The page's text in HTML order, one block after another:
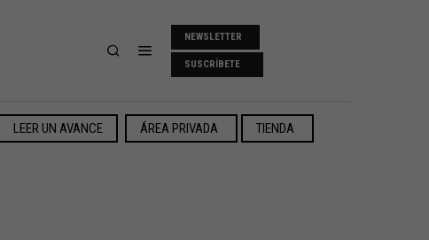
NEWSLETTER
SUSCRÍBETE
LEER UN AVANCE ÁREA PRIVADA TIENDA